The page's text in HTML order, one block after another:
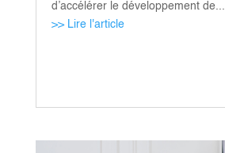
d’accélérer le développement de...
>> Lire l'article